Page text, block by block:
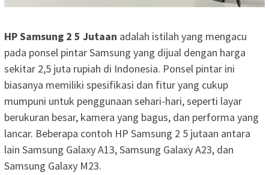
HP Samsung 2 5 Jutaan adalah istilah yang mengacu
pada ponsel pintar Samsung yang dijual dengan harga
sekitar 2,5 juta rupiah di Indonesia. Ponsel pintar ini
biasanya memiliki spesifikasi dan fitur yang cukup
mumpuni untuk penggunaan sehari-hari, seperti layar
berukuran besar, kamera yang bagus, dan performa yang
lancar. Beberapa contoh HP Samsung 2 5 jutaan antara
lain Samsung Galaxy A13, Samsung Galaxy A23, dan
Samsung Galaxy M23.